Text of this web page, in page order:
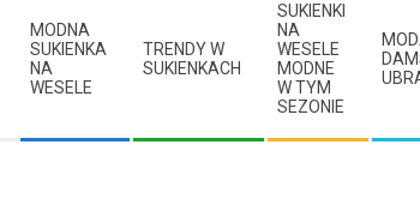
Navigation
Menu
MODNA
SUKIENKA
NA
WESELE
TRENDY W
SUKIENKACH
SUKIENKI
NA
WESELE
MODNE
W TYM
SEZONIE